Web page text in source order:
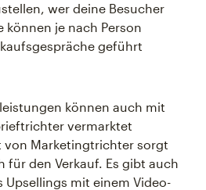
wer deine Besucher
können je nach Person
geführt
können auch mit
vermarktet
von Marketingtrichter sorgt
für den Verkauf. Es gibt auch
Upsellings mit einem Video-